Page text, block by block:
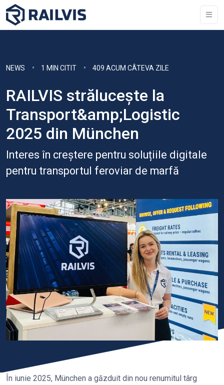
NEWS 1 MIN CITIT 409 ACUM CÂTEVA ZILE
RAILVIS strălucește la
Transport&amp;Logistic
2025 din München
Interes în creștere pentru soluțiile digitale
pentru transportul feroviar de marfă
În iunie 2025, München a găzduit din nou renumitul târg